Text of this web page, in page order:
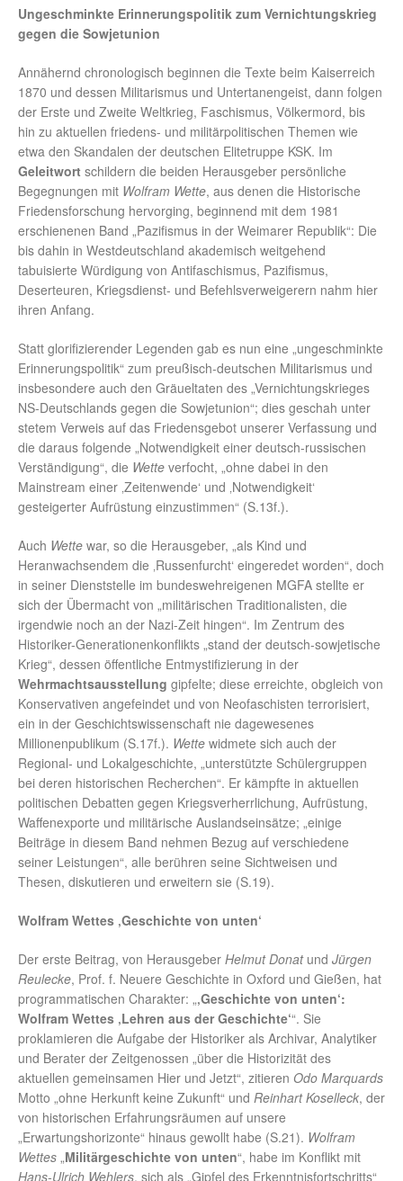
Ungeschminkte Erinnerungspolitik zum Vernichtungskrieg
gegen die Sowjetunion
Annähernd chronologisch beginnen die Texte beim Kaiserreich
1870 und dessen Militarismus und Untertanengeist, dann folgen
der Erste und Zweite Weltkrieg, Faschismus, Völkermord, bis
hin zu aktuellen friedens- und militärpolitischen Themen wie
etwa den Skandalen der deutschen Elitetruppe KSK. Im
Geleitwort schildern die beiden Herausgeber persönliche
Begegnungen mit Wolfram Wette, aus denen die Historische
Friedensforschung hervorging, beginnend mit dem 1981
erschienenen Band „Pazifismus in der Weimarer Republik“: Die
bis dahin in Westdeutschland akademisch weitgehend
tabuisierte Würdigung von Antifaschismus, Pazifismus,
Deserteuren, Kriegsdienst- und Befehlsverweigerern nahm hier
ihren Anfang.
Statt glorifizierender Legenden gab es nun eine „ungeschminkte
Erinnerungspolitik“ zum preußisch-deutschen Militarismus und
insbesondere auch den Gräueltaten des „Vernichtungskrieges
NS-Deutschlands gegen die Sowjetunion“; dies geschah unter
stetem Verweis auf das Friedensgebot unserer Verfassung und
die daraus folgende „Notwendigkeit einer deutsch-russischen
Verständigung“, die Wette verfocht, „ohne dabei in den
Mainstream einer ‚Zeitenwende‘ und ‚Notwendigkeit‘
gesteigerter Aufrüstung einzustimmen“ (S.13f.).
Auch Wette war, so die Herausgeber, „als Kind und
Heranwachsendem die ‚Russenfurcht‘ eingeredet worden“, doch
in seiner Dienststelle im bundeswehreigenen MGFA stellte er
sich der Übermacht von „militärischen Traditionalisten, die
irgendwie noch an der Nazi-Zeit hingen“. Im Zentrum des
Historiker-Generationenkonflikts „stand der deutsch-sowjetische
Krieg“, dessen öffentliche Entmystifizierung in der
Wehrmachtsausstellung gipfelte; diese erreichte, obgleich von
Konservativen angefeindet und von Neofaschisten terrorisiert,
ein in der Geschichtswissenschaft nie dagewesenes
Millionenpublikum (S.17f.). Wette widmete sich auch der
Regional- und Lokalgeschichte, „unterstützte Schülergruppen
bei deren historischen Recherchen“. Er kämpfte in aktuellen
politischen Debatten gegen Kriegsverherrlichung, Aufrüstung,
Waffenexporte und militärische Auslandseinsätze; „einige
Beiträge in diesem Band nehmen Bezug auf verschiedene
seiner Leistungen“, alle berühren seine Sichtweisen und
Thesen, diskutieren und erweitern sie (S.19).
Wolfram Wettes ‚Geschichte von unten‘
Der erste Beitrag, von Herausgeber Helmut Donatund Jürgen
Reulecke, Prof. f. Neuere Geschichte in Oxford und Gießen, hat
programmatischen Charakter: „‚Geschichte von unten‘:
Wolfram Wettes ‚Lehren aus der Geschichte‘“. Sie
proklamieren die Aufgabe der Historiker als Archivar, Analytiker
und Berater der Zeitgenossen „über die Historizität des
aktuellen gemeinsamen Hier und Jetzt“, zitieren Odo Marquards
Motto „ohne Herkunft keine Zukunft“ und Reinhart Koselleck, der
von historischen Erfahrungsräumen auf unsere
„Erwartungshorizonte“ hinaus gewollt habe (S.21). Wolfram
Wettes „Militärgeschichte von unten“, habe im Konflikt mit
Hans-Ulrich Wehlers, sich als „Gipfel des Erkenntnisfortschritts“